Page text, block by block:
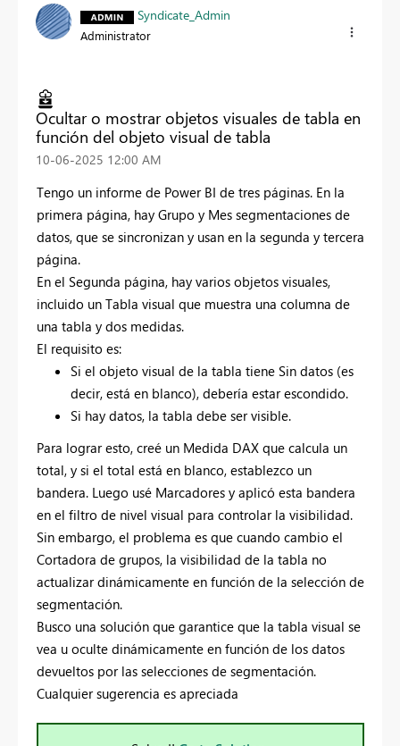
Syndicate_Admin
Administrator
Ocultar o mostrar objetos visuales de tabla en
función del objeto visual de tabla
‎10-06-2025 12:00 AM
Tengo un informe de Power BI de tres páginas. En la
primera página, hay Grupo y Mes segmentaciones de
datos, que se sincronizan y usan en la segunda y tercera
página.
En el Segunda página, hay varios objetos visuales,
incluido un Tabla visual que muestra una columna de
una tabla y dos medidas.
El requisito es:
Si el objeto visual de la tabla tiene Sin datos(es
decir, está en blanco), debería estarescondido.
Si hay datos, la tabla debe servisible.
Para lograr esto, creé un Medida DAX que calcula un
total, y si el total está en blanco, establezco un
bandera. Luego usé Marcadores y aplicó esta bandera
en el filtro de nivel visual para controlar la visibilidad.
Sin embargo, el problema es que cuando cambio el
Cortadora de grupos, la visibilidad de la tabla no
actualizar dinámicamente en función de la selección de
segmentación.
Busco una solución que garantice que la tabla visual se
vea u oculte dinámicamente en función de los datos
devueltos por las selecciones de segmentación.
Cualquier sugerencia es apreciada